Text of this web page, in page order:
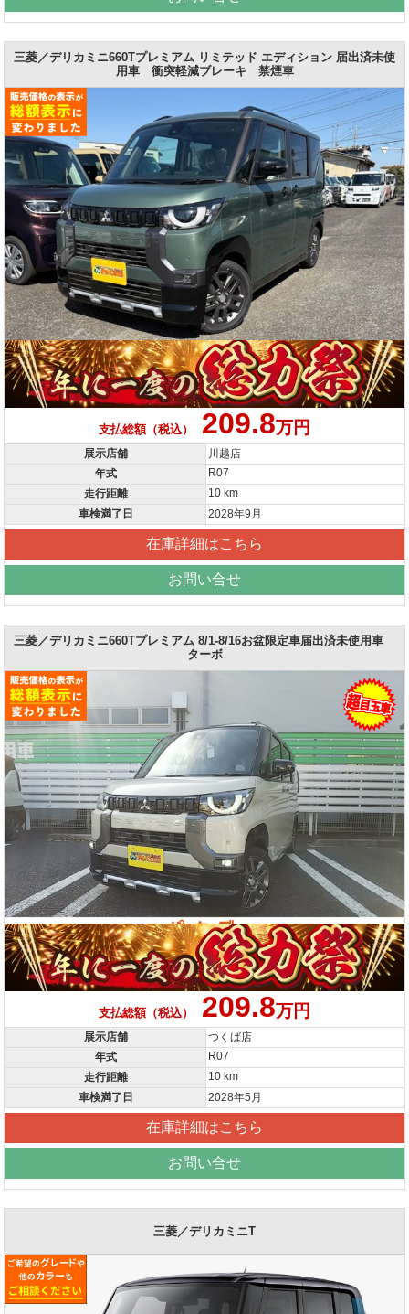
三菱／デリカミニ660Tプレミアム リミテッド エディション 届出済未使
用車 衝突軽減ブレーキ 禁煙車
支払総額（税込） 209.8万円
展示店舗
川越店
年式
R07
走行距離
10 km
車検満了日
2028年9月
在庫詳細はこちら
お問い合せ
三菱／デリカミニ660Tプレミアム 8/1-8/16お盆限定車届出済未使用車
ターボ
支払総額（税込） 209.8万円
展示店舗
つくば店
年式
R07
走行距離
10 km
車検満了日
2028年5月
在庫詳細はこちら
お問い合せ
三菱／デリカミニT